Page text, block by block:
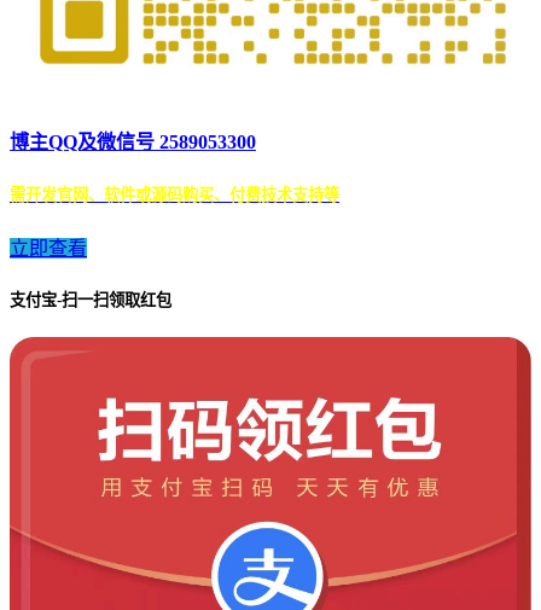
博主QQ及微信号 2589053300
需开发官网、软件或源码购买、付费技术支持等
立即查看
支付宝-扫一扫领取红包